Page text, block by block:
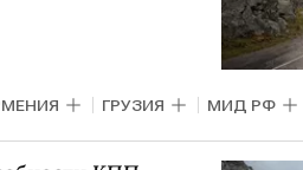
ГРУЗИЯ МИД РФ